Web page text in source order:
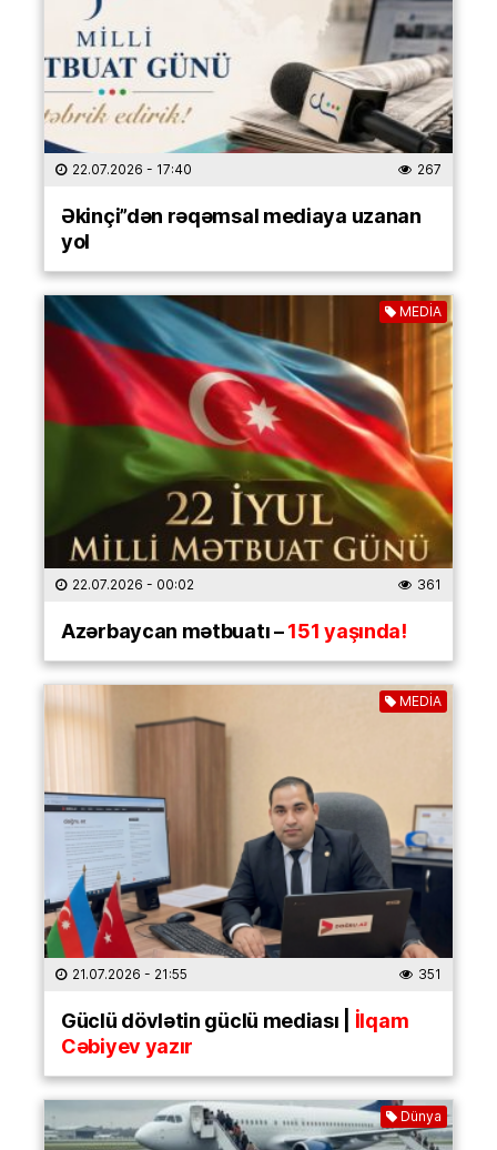
22.07.2026 - 17:40 267
Əkinçi”dən rəqəmsal mediaya uzanan
yol
MEDİA
22.07.2026 - 00:02 361
Azərbaycan mətbuatı –151 yaşında!
MEDİA
21.07.2026 - 21:55 351
Güclü dövlətin güclü mediası | İlqam
Cəbiyev yazır
Dünya